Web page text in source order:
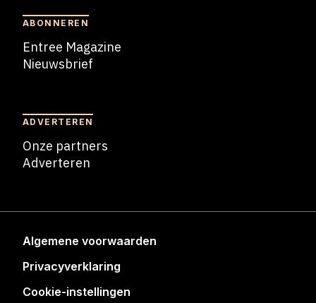
ABONNEREN
Entree Magazine
Nieuwsbrief
ADVERTEREN
Onze partners
Adverteren
Algemene voorwaarden
Privacyverklaring
Cookie-instellingen